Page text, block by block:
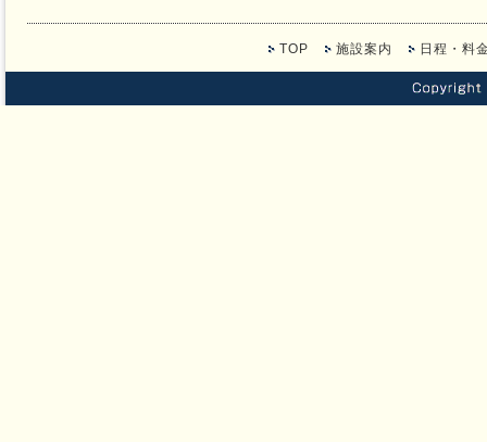
TOP 施設案内 日程・料